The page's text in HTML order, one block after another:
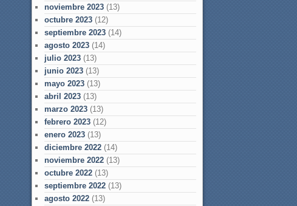
noviembre 2023 (13)
octubre 2023 (12)
septiembre 2023 (14)
agosto 2023 (14)
julio 2023 (13)
junio 2023 (13)
mayo 2023 (13)
abril 2023 (13)
marzo 2023 (13)
febrero 2023 (12)
enero 2023 (13)
diciembre 2022 (14)
noviembre 2022 (13)
octubre 2022 (13)
septiembre 2022 (13)
agosto 2022 (13)